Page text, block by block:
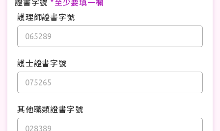
護理師證書字號
護士證書字號
其他職類證書字號